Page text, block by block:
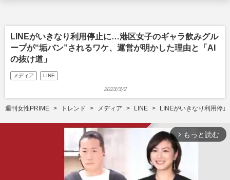
LINEがいきなり利用停止に…港区女子のギャラ飲みグル
ープが“垢バン”されるワケ、運営が明かした理由と「AI
の抜け道」
メディア LINE
2023/3/2
週刊女性PRIME トレンド メディア LINE LINEがいきなり利用停
arrow_forward_ios もっと読む